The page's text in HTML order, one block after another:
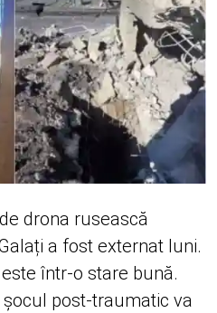
drona rusească
a fost externat luni.
într-o stare bună.
post-traumatic va